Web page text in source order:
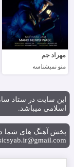
مهراد جم
منو نمیشناسه
این سایت در ستاد
اسلامی میباشد.
پخش آهنگ های شما